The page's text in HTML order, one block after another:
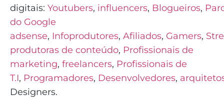
digitais: Youtubers, influencers, Blogueiros,
do Google
adsense, Infoprodutores, Afiliados, Gamers,
produtoras de conteúdo, Profissionais de
marketing, freelancers, Profissionais de
T.I, Programadores, Desenvolvedores,
Designers.